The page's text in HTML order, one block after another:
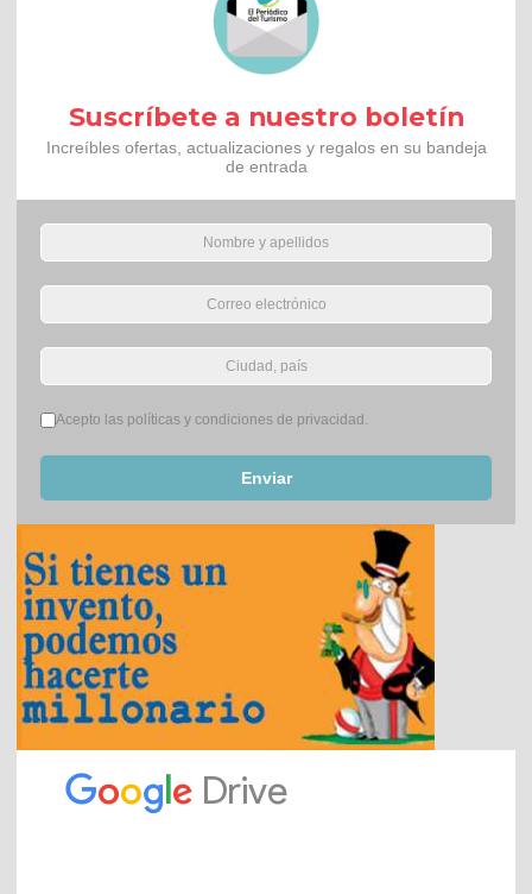
Suscríbete a nuestro boletín
Increíbles ofertas, actualizaciones y regalos en su bandeja
de entrada
Términos del servicio*
Acepto las políticas y condiciones de privacidad.
Enviar